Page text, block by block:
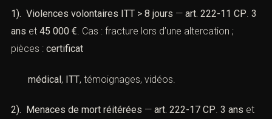
1). Violences volontaires ITT > 8 jours — art. 222-11 CP. 3
ans et 45 000 €. Cas : fracture lors d’une altercation ;
pièces : certificat
médical, ITT, témoignages, vidéos.
2). Menaces de mort réitérées — art. 222-17 CP. 3 ans et